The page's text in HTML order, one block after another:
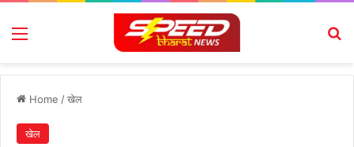
Menu
Home /खेल
खेल